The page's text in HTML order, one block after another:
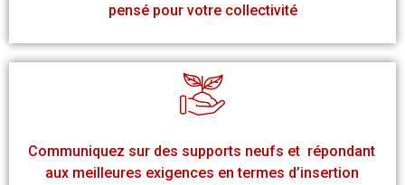
pensé pour votre collectivité
Communiquez sur des supports neufs et répondant
aux meilleures exigences en termes d’insertion